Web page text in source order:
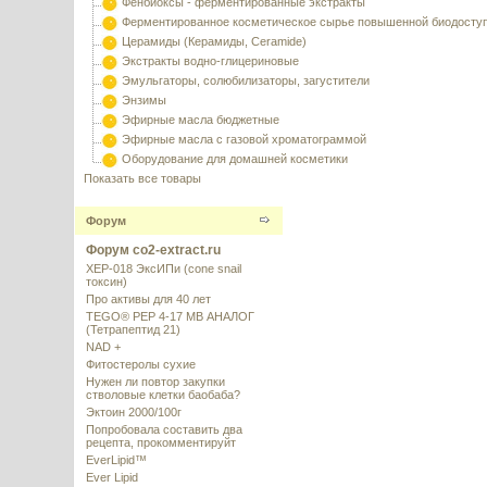
Ферментированное косметическое сырье повышенной
Церамиды (Керамиды, Ceramide)
Экстракты водно-глицериновые
Эмульгаторы, солюбилизаторы, загустители
Энзимы
Эфирные масла бюджетные
Эфирные масла с газовой хроматограммой
Оборудование для домашней косметики
Показать все товары
Форум
Форум co2-extract.ru
XEP-018 ЭксИПи (cone snail
токсин)
Про активы для 40 лет
TEGO® PEP 4-17 MB АНАЛОГ
(Тетрапептид 21)
NAD +
Фитостеролы сухие
Нужен ли повтор закупки
стволовые клетки баобаба?
Эктоин 2000/100г
Попробовала составить два
рецепта, прокомментируйт
EverLipid™
Ever Lipid